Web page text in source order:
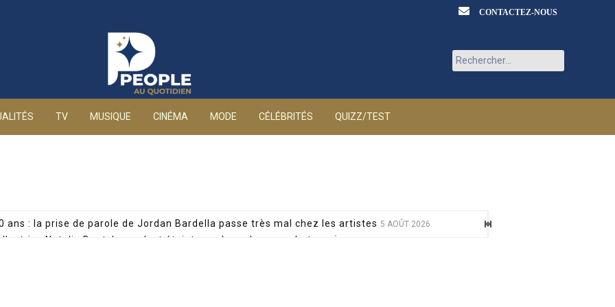
CONTACTEZ-NOUS
People au quotidien
Rechercher :
TV MUSIQUE CINÉMA MODE CÉLÉBRITÉS QUIZZ/TEST
ans : la prise de parole de Jordan Bardella passe très mal chez les artistes 5 AOÛT 2026
Natalia Dontcheva s’est éteinte après un long combat